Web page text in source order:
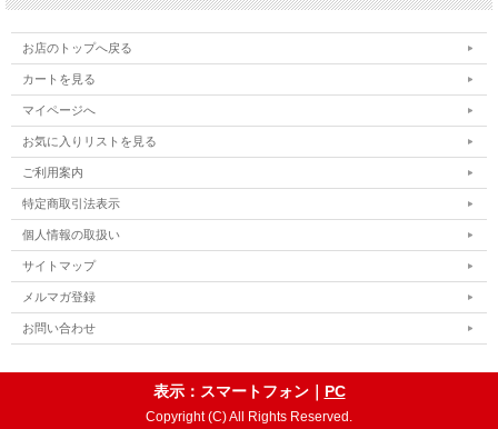
お店のトップへ戻る
カートを見る
マイページへ
お気に入りリストを見る
ご利用案内
特定商取引法表示
個人情報の取扱い
サイトマップ
メルマガ登録
お問い合わせ
表示：スマートフォン｜ PC
Copyright (C) All Rights Reserved.